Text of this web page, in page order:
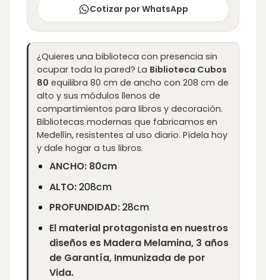
Cotizar por WhatsApp
¿Quieres una biblioteca con presencia sin
ocupar toda la pared? La Biblioteca Cubos
80 equilibra 80 cm de ancho con 208 cm de
alto y sus módulos llenos de
compartimientos para libros y decoración.
Bibliotecas modernas que fabricamos en
Medellín, resistentes al uso diario. Pídela hoy
y dale hogar a tus libros.
ANCHO: 80cm
ALTO:208cm
PROFUNDIDAD:28cm
El material protagonista en nuestros
diseños es Madera Melamina, 3 años
de Garantía, Inmunizada de por
Vida.